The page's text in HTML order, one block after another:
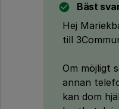
Bäst
Hej
till
Om möjligt
annan
kan dom